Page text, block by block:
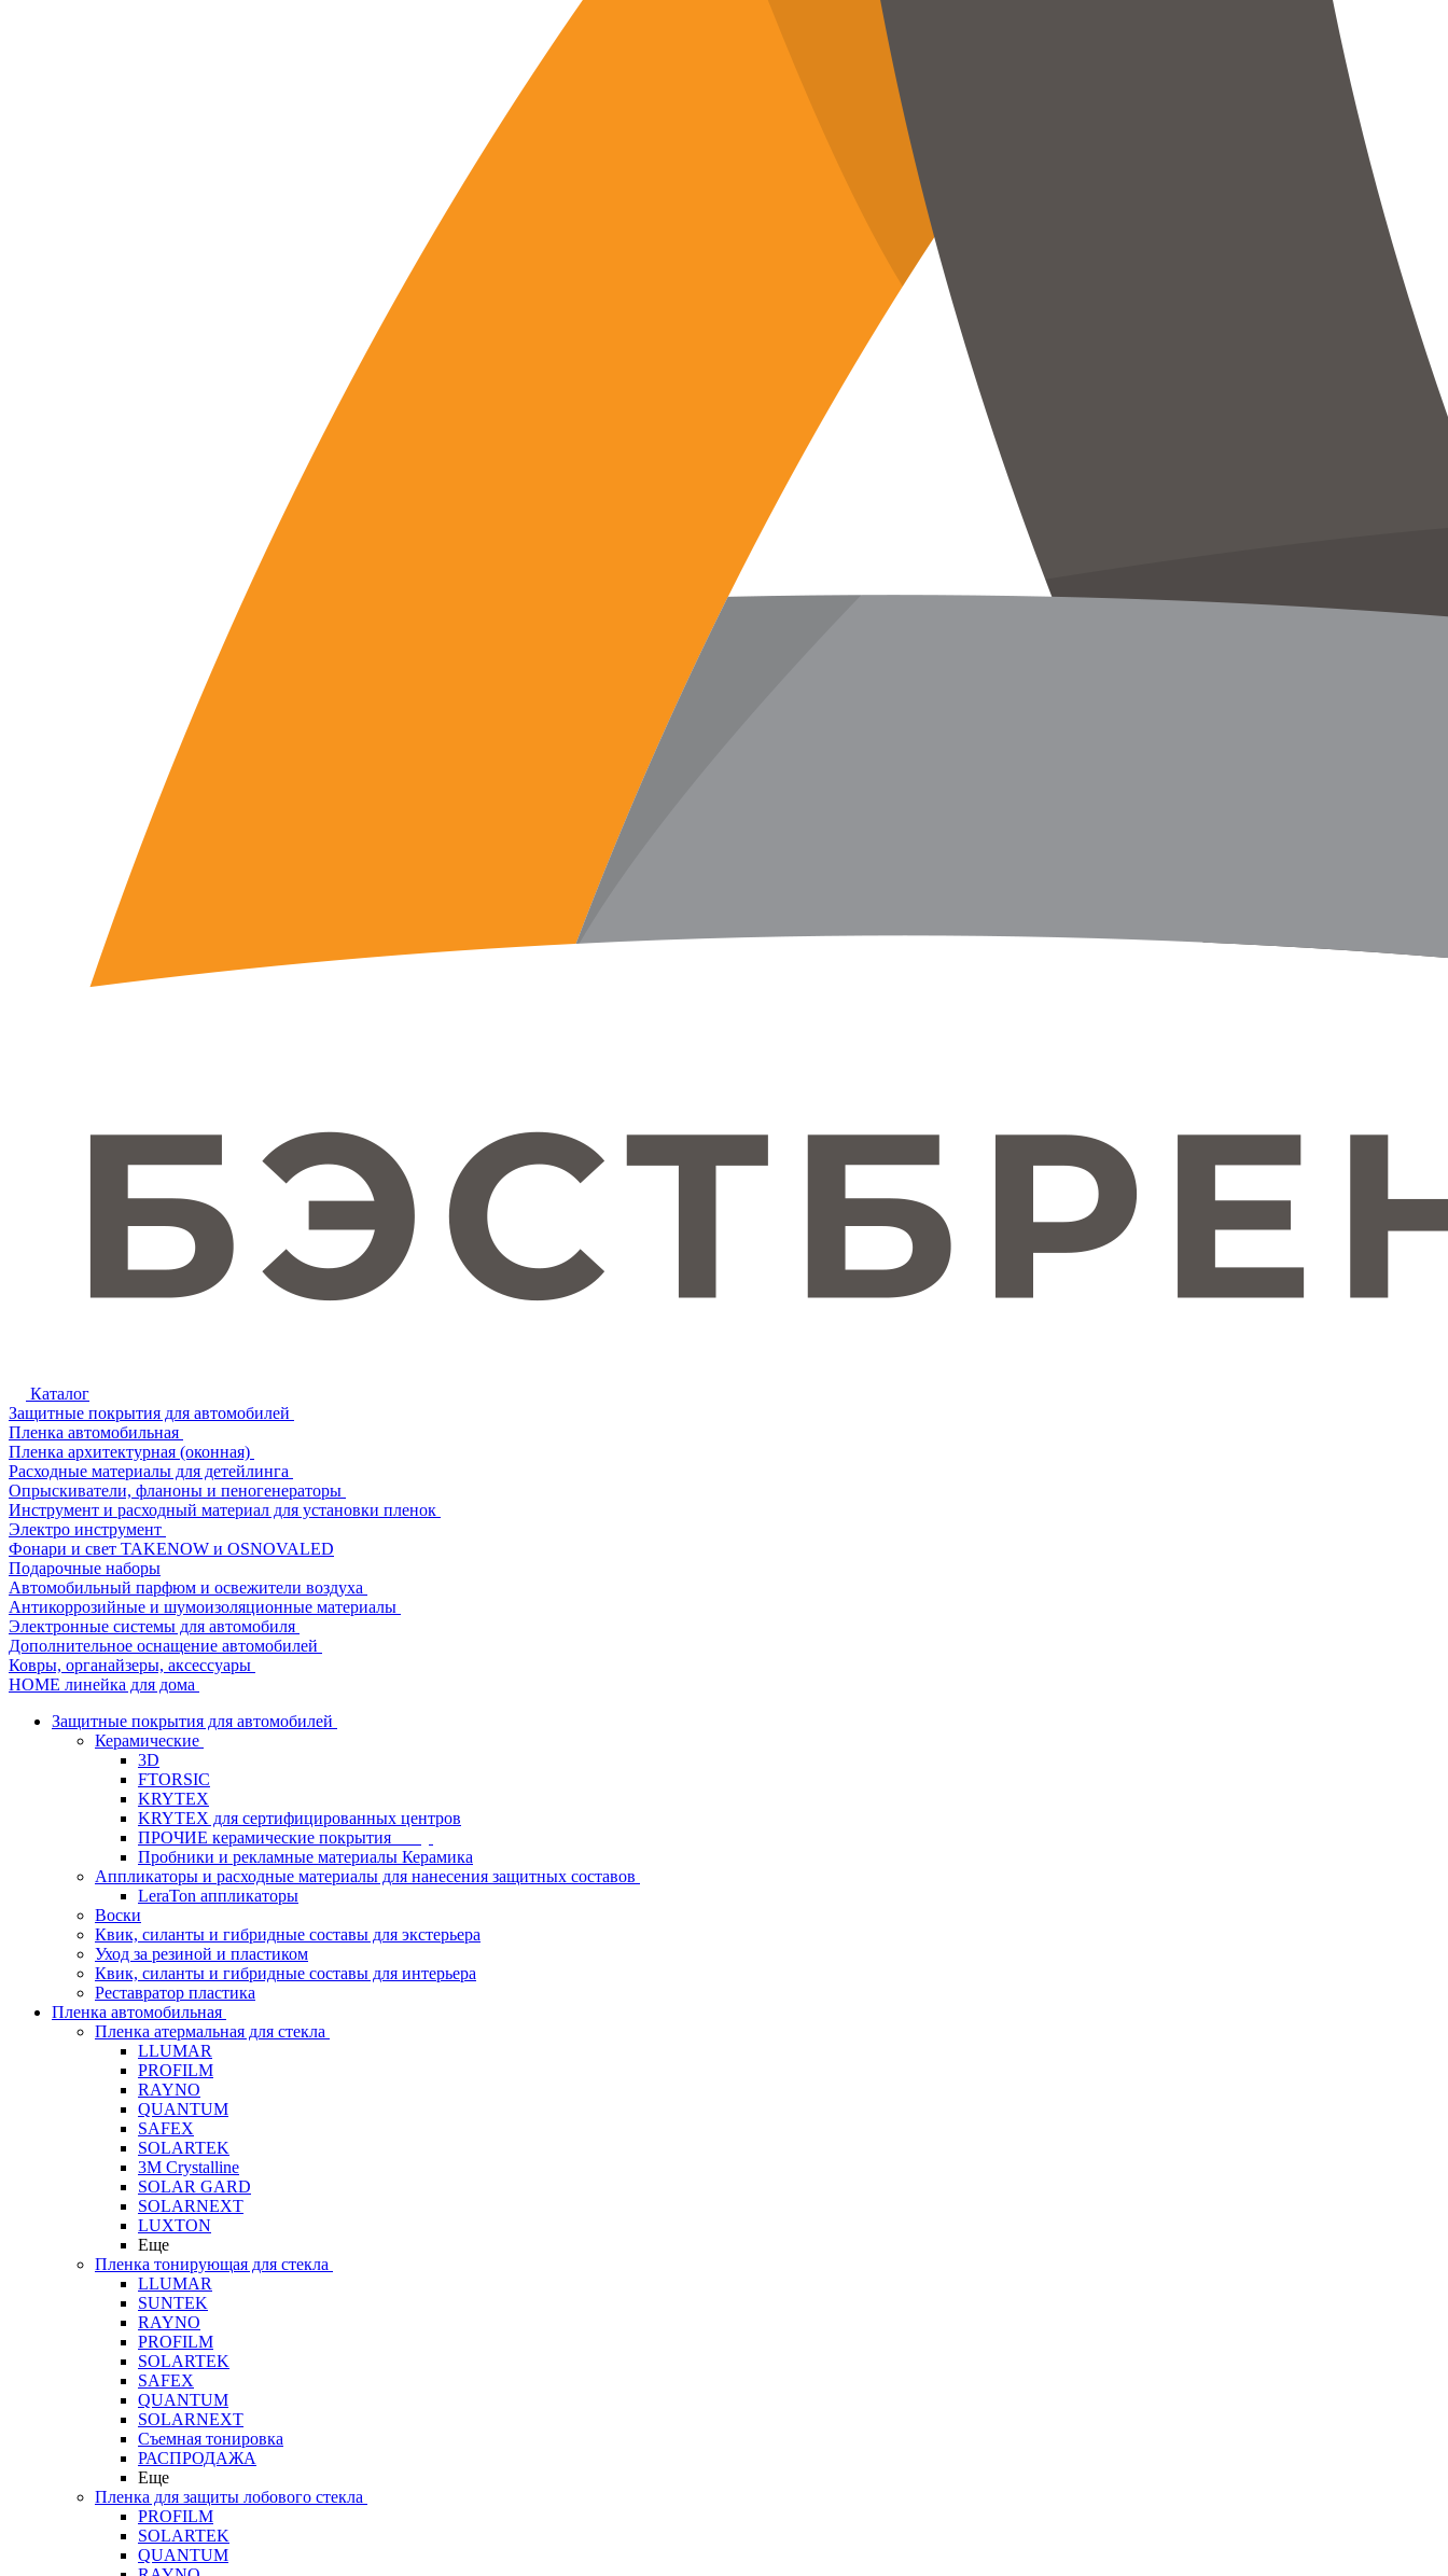
Каталог
Защитные покрытия для автомобилей
Пленка автомобильная
Пленка архитектурная (оконная)
Расходные материалы для детейлинга
Опрыскиватели, фланоны и пеногенераторы
Инструмент и расходный материал для установки пленок
Электро инструмент
Фонари и свет TAKENOW и OSNOVALED
Подарочные наборы
Автомобильный парфюм и освежители воздуха
Антикоррозийные и шумоизоляционные материалы
Электронные системы для автомобиля
Дополнительное оснащение автомобилей
Ковры, органайзеры, аксессуары
HOME линейка для дома
Защитные покрытия для автомобилей
Керамические
3D
FTORSIC
KRYTEX
KRYTEX для сертифицированных центров
ПРОЧИЕ керамические покрытия
Пробники и рекламные материалы Керамика
Аппликаторы и расходные материалы для нанесения защитных составов
LeraTon аппликаторы
Воски
Квик, силанты и гибридные составы для экстерьера
Уход за резиной и пластиком
Квик, силанты и гибридные составы для интерьера
Реставратор пластика
Пленка автомобильная
Пленка атермальная для стекла
LLUMAR
PROFILM
RAYNO
QUANTUM
SAFEX
SOLARTEK
3M Crystalline
SOLAR GARD
SOLARNEXT
LUXTON
Еще
Пленка тонирующая для стекла
LLUMAR
SUNTEK
RAYNO
PROFILM
SOLARTEK
SAFEX
QUANTUM
SOLARNEXT
Съемная тонировка
РАСПРОДАЖА
Еще
Пленка для защиты лобового стекла
PROFILM
SOLARTEK
QUANTUM